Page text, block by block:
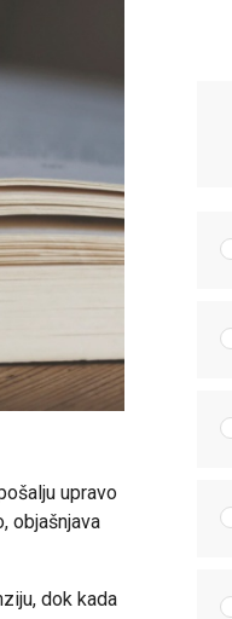
upravo
objašnjava
dok kada